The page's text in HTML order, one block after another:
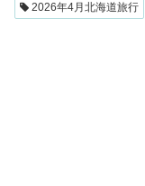
2026年4月北海道旅行